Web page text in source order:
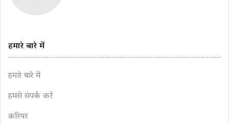
हमारे बारे में
हमारे बारे में
हमसे संपर्क करें
करियर